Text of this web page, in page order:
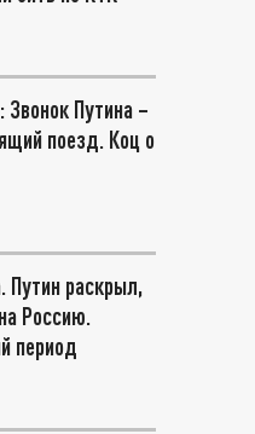
Путина –
поезд. Коц о
Путин раскрыл,
Россию.
период